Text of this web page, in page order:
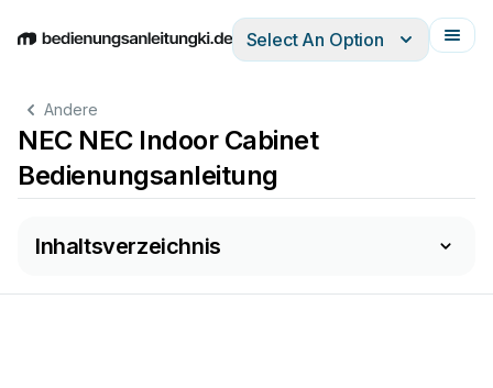
EnglishDeutschEspañolItalianoFrançais
Select An Option
Andere
NEC NEC Indoor Cabinet
Bedienungsanleitung
Inhaltsverzeichnis